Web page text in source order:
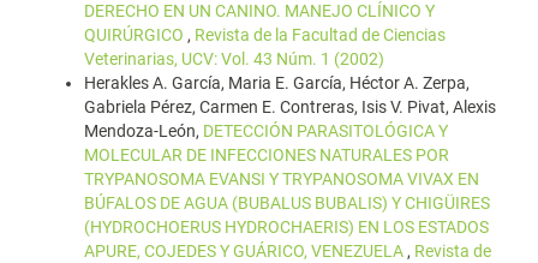
DERECHO EN UN CANINO. MANEJO CLÍNICO Y
QUIRÚRGICO , Revista de la Facultad de Ciencias
Veterinarias, UCV: Vol. 43 Núm. 1 (2002)
Herakles A. García, Maria E. García, Héctor A. Zerpa,
Gabriela Pérez, Carmen E. Contreras, Isis V. Pivat, Alexis
Mendoza-León, DETECCIÓN PARASITOLÓGICA Y
MOLECULAR DE INFECCIONES NATURALES POR
TRYPANOSOMA EVANSI Y TRYPANOSOMA VIVAX EN
BÚFALOS DE AGUA (BUBALUS BUBALIS) Y CHIGÜIRES
(HYDROCHOERUS HYDROCHAERIS) EN LOS ESTADOS
APURE, COJEDES Y GUÁRICO, VENEZUELA, Revista de